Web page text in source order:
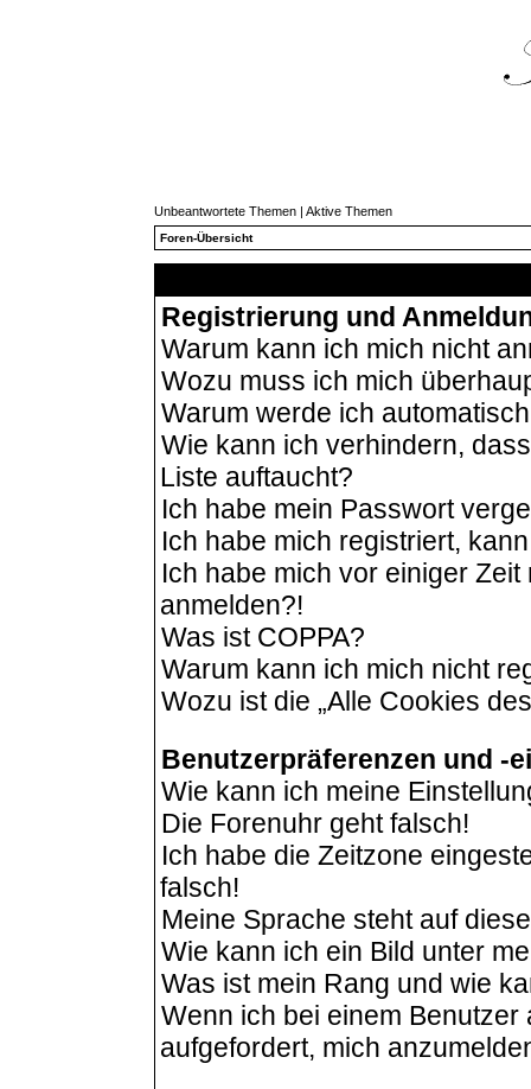
Unbeantwortete Themen | Aktive Themen
Foren-Übersicht
Registrierung und
Warum kann ich mich nicht
Wozu muss ich mich
Warum werde ich
Wie kann ich verhindern,
Liste auftaucht?
Ich habe mein Passwort
Ich habe mich registriert,
Ich habe mich vor einiger
anmelden?!
Was ist COPPA?
Warum kann ich mich nicht
Wozu ist die „Alle Cookies
Benutzerpräferenzen und -
Wie kann ich meine
Die Forenuhr geht falsch!
Ich habe die Zeitzone
falsch!
Meine Sprache steht auf
Wie kann ich ein Bild unter
Was ist mein Rang und wie
Wenn ich bei einem
aufgefordert, mich